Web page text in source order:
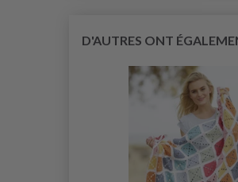
D'AUTRES ONT